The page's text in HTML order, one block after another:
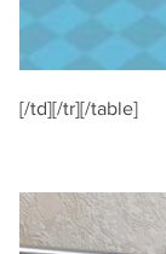
[/td][/tr][/table]